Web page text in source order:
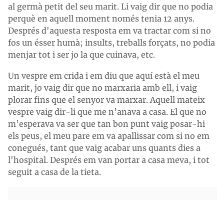
al germà petit del seu marit. Li vaig dir que no podia
perquè en aquell moment només tenia 12 anys.
Després d'aquesta resposta em va tractar com si no
fos un ésser humà; insults, treballs forçats, no podia
menjar tot i ser jo la que cuinava, etc.
Un vespre em crida i em diu que aquí està el meu
marit, jo vaig dir que no marxaria amb ell, i vaig
plorar fins que el senyor va marxar. Aquell mateix
vespre vaig dir-li que me n’anava a casa. El que no
m’esperava va ser que tan bon punt vaig posar-hi
els peus, el meu pare em va apallissar com si no em
conegués, tant que vaig acabar uns quants dies a
l'hospital. Després em van portar a casa meva, i tot
seguit a casa de la tieta.